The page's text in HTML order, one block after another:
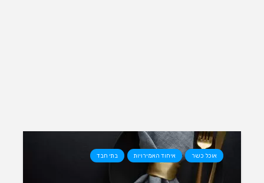
אוכל כשר איחוד האמירויות בתי חבד